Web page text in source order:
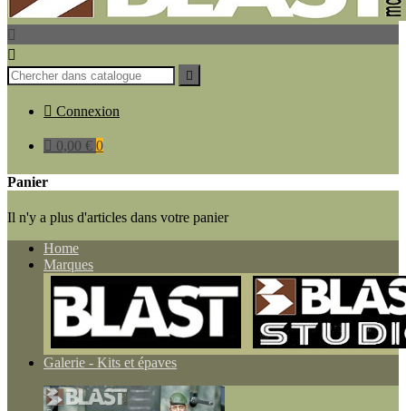



 Connexion
 0,00 € 0
Panier
Il n'y a plus d'articles dans votre panier
Home
Marques
Galerie - Kits et épaves